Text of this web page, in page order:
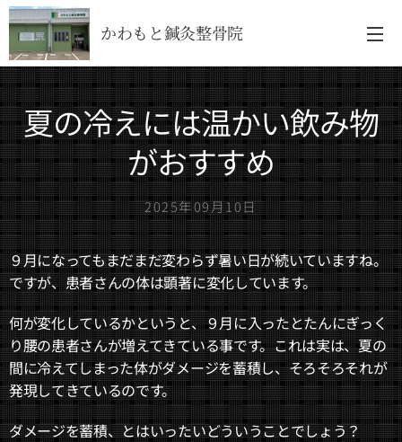
かわもと鍼灸整骨院
夏の冷えには温かい飲み物
がおすすめ
2025年09月10日
９月になってもまだまだ変わらず暑い日が続いていますね。
ですが、患者さんの体は顕著に変化しています。
何が変化しているかというと、９月に入ったとたんにぎっく
り腰の患者さんが増えてきている事です。これは実は、夏の
間に冷えてしまった体がダメージを蓄積し、そろそろそれが
発現してきているのです。
ダメージを蓄積、とはいったいどういうことでしょう？